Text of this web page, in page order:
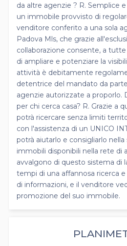
da altre agenzie ? R. Semplice
un immobile provvisto di
venditore conferito a una sola
Padova Mls, che grazie
collaborazione consente, a
di ampliare e potenziare la
attività è debitamente
detentrice del mandato da
agenzie autorizzate a proporlo.
per chi cerca casa? R. Grazie a
potrà ricercare senza limiti
con l'assistenza di un UNICO
potrà aiutarlo e consigliarlo nella
immobili disponibili nella rete di
avvalgono di questo sistema di
tempi di una affannosa ricerca
di informazioni, e il venditore
promozione del suo immobile.